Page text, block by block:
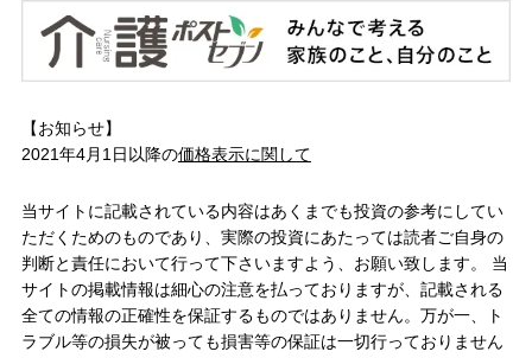
【お知らせ】
2021年4月1日以降の価格表示に関して
当サイトに記載されている内容はあくまでも投資の参考にしてい
ただくためのものであり、実際の投資にあたっては読者ご自身の
判断と責任において行って下さいますよう、お願い致します。 当
サイトの掲載情報は細心の注意を払っておりますが、記載される
全ての情報の正確性を保証するものではありません。万が一、ト
ラブル等の損失が被っても損害等の保証は一切行っておりません